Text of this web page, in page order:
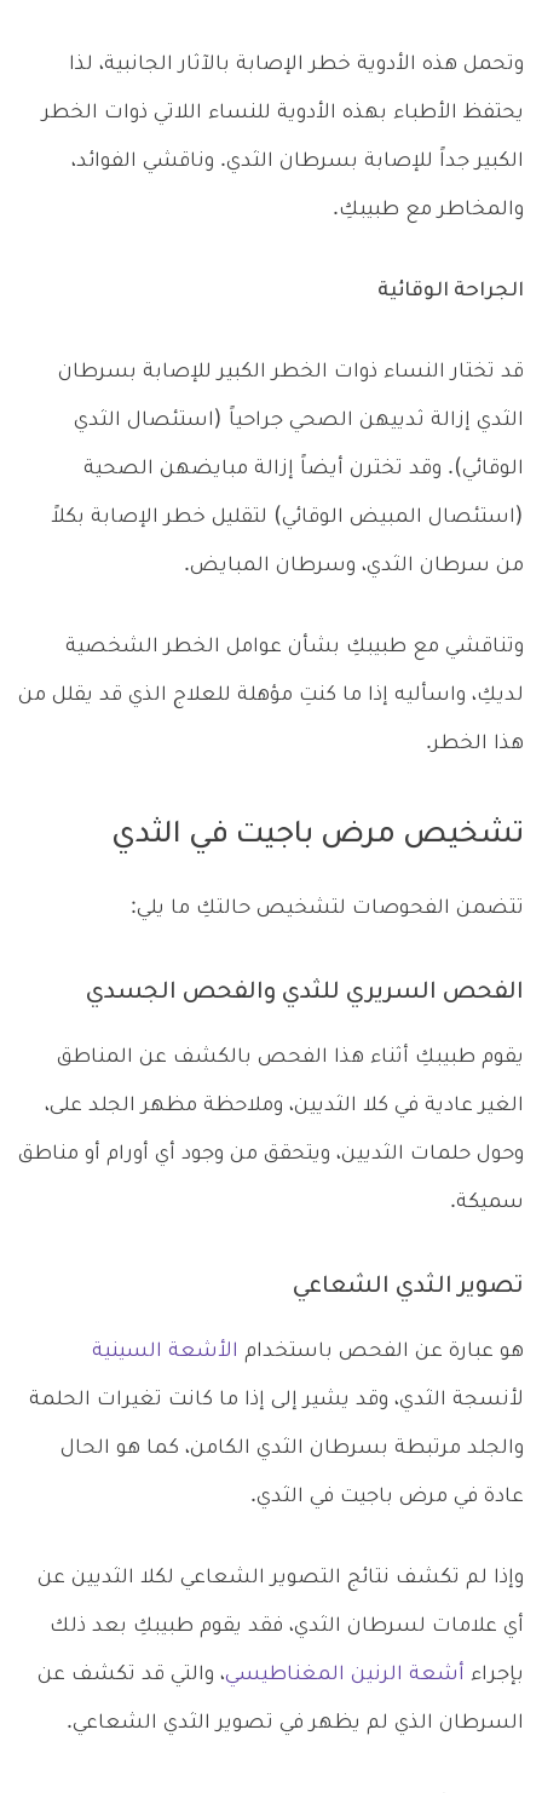
وتحمل هذه الأدوية خطر الإصابة بالآثار الجانبية، لذا
يحتفظ الأطباء بهذه الأدوية للنساء اللاتي ذوات الخطر
الكبير جداً للإصابة بسرطان الثدي. وناقشي الفوائد،
والمخاطر مع طبيبكِ.
الجراحة الوقائية
قد تختار النساء ذوات الخطر الكبير للإصابة بسرطان
الثدي إزالة ثدييهن الصحي جراحياً (استئصال الثدي
الوقائي). وقد تخترن أيضاً إزالة مبايضهن الصحية
(استئصال المبيض الوقائي) لتقليل خطر الإصابة بكلاً
من سرطان الثدي، وسرطان المبايض.
وتناقشي مع طبيبكِ بشأن عوامل الخطر الشخصية
لديكِ، واسأليه إذا ما كنتِ مؤهلة للعلاج الذي قد يقلل من
هذا الخطر.
تشخيص مرض باجيت في الثدي
تتضمن الفحوصات لتشخيص حالتكِ ما يلي:
الفحص السريري للثدي والفحص الجسدي
يقوم طبيبكِ أثناء هذا الفحص بالكشف عن المناطق
الغير عادية في كلا الثديين، وملاحظة مظهر الجلد على،
وحول حلمات الثديين، ويتحقق من وجود أي أورام أو مناطق
سميكة.
تصوير الثدي الشعاعي
هو عبارة عن الفحص باستخدام الأشعة السينية
لأنسجة الثدي، وقد يشير إلى إذا ما كانت تغيرات الحلمة
والجلد مرتبطة بسرطان الثدي الكامن، كما هو الحال
عادة في مرض باجيت في الثدي.
وإذا لم تكشف نتائج التصوير الشعاعي لكلا الثديين عن
أي علامات لسرطان الثدي، فقد يقوم طبيبكِ بعد ذلك
بإجراء أشعة الرنين المغناطيسي، والتي قد تكشف عن
السرطان الذي لم يظهر في تصوير الثدي الشعاعي.